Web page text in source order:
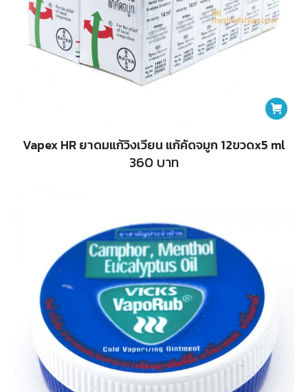
Vapex HR ยาดมแก้วิงเวียน แก้คัดจมูก 12ขวดx5 ml
360 บาท